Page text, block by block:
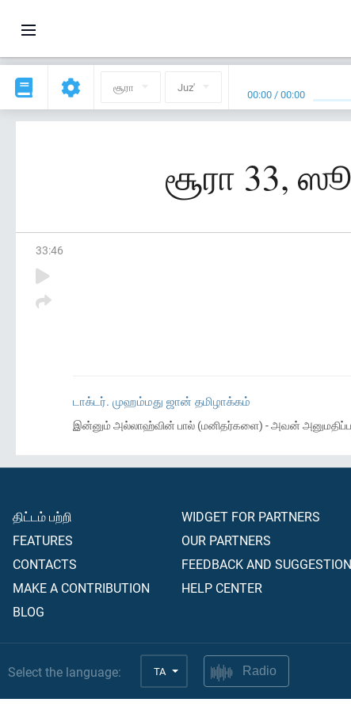
சூரா Juz' 00:00 /00:00
சூரா 33,
33:46
டாக்டர். முஹம்மது ஜான் தமிழாக்கம்
இன்னும் அல்லாஹ்வின் பால் (மனிதர்களை) - அவன்
திட்டம் பற்றி
FEATURES
CONTACTS
MAKE A CONTRIBUTION
BLOG
WIDGET FOR PARTNERS
OUR PARTNERS
FEEDBACK AND
HELP CENTER
Select the language: TA Radio